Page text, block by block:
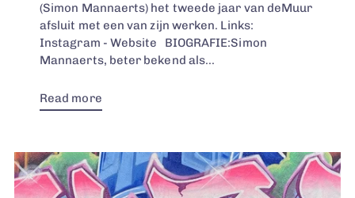
(Simon Mannaerts) het tweede jaar van deMuur
afsluit met een van zijn werken. Links:
Instagram - Website BIOGRAFIE:Simon
Mannaerts, beter bekend als...
Read more